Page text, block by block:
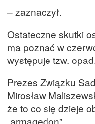
– zaznaczył.
Ostateczne skutki
ma poznać w
występuje tzw. opad.
Prezes Związku
Mirosław
że to co się dzieje
„armagedon”.